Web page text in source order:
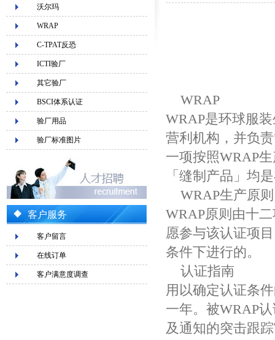
沃尔玛
WRAP
C-TPAT反恐
ICTI验厂
其它验厂
BSCI体系认证
验厂用品
验厂标准图片
客户服务
客户留言
在线订单
客户满意度调查
WRAP
WRAP是环球服
营利机构，并负
一项按照WRAP
「缝制产品」均
WRAP生产原则
WRAP原则由十
愿参与该认证项
条件下进行的。
认证指南
用以确定认证条
一年。被WRAP
及通知的突击跟